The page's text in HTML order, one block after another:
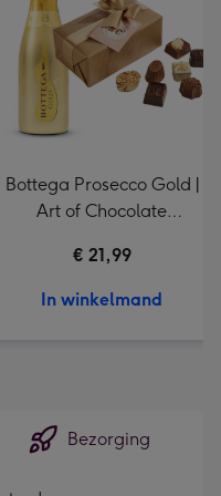
Bottega Prosecco Gold |
Art of Chocolate
€ 21,99
In winkelmand
Bezorging